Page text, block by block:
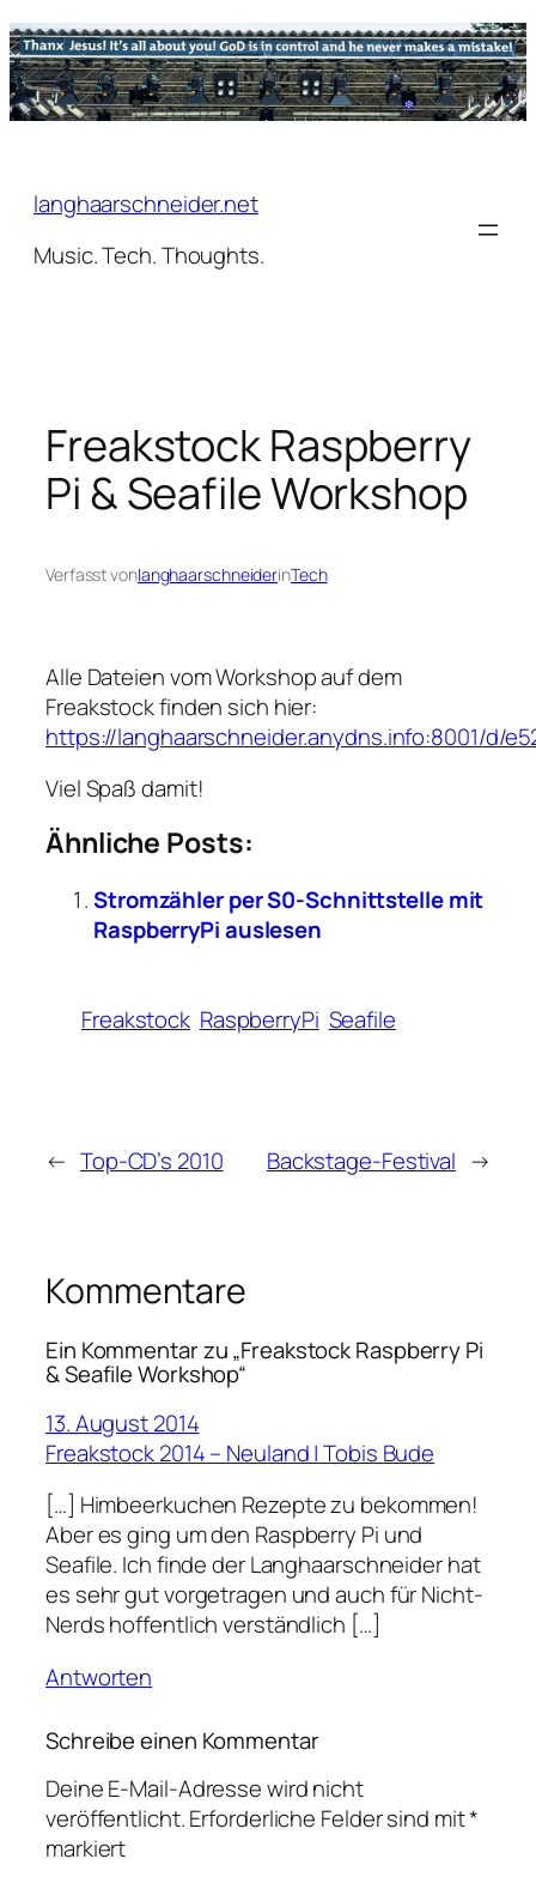
Zum
Inhalt
springen
langhaarschneider.net
Music. Tech. Thoughts.
Freakstock Raspberry
Pi & Seafile Workshop
Verfasst vonlanghaarschneiderinTech
Alle Dateien vom Workshop auf dem
Freakstock finden sich hier:
https://langhaarschneider.anydns.info:8001/d/
Viel Spaß damit!
Ähnliche Posts:
Stromzähler per S0-Schnittstelle mit
RaspberryPi auslesen
Freakstock RaspberryPi Seafile
← Top-CD’s 2010 Backstage-Festival →
Kommentare
Ein Kommentar zu „Freakstock Raspberry Pi
& Seafile Workshop“
13. August 2014
Freakstock 2014 – Neuland | Tobis Bude
[…] Himbeerkuchen Rezepte zu bekommen!
Aber es ging um den Raspberry Pi und
Seafile. Ich finde der Langhaarschneider hat
es sehr gut vorgetragen und auch für Nicht-
Nerds hoffentlich verständlich […]
Antworten
Schreibe einen Kommentar
Deine E-Mail-Adresse wird nicht
veröffentlicht.Erforderliche Felder sind mit*
markiert